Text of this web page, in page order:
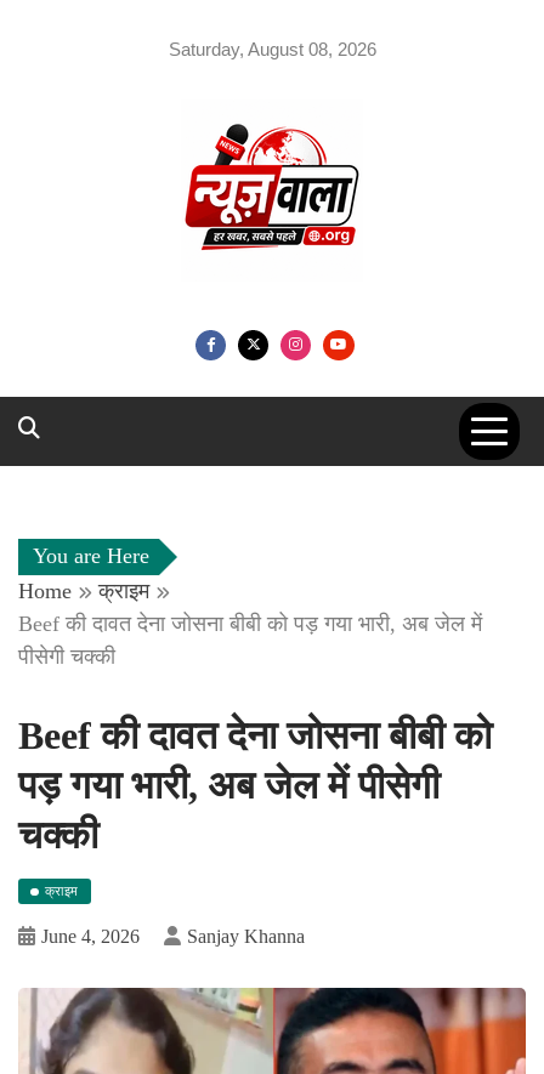
Saturday, August 08, 2026
You are Here
Home
क्राइम
Beef की दावत देना जोसना बीबी को पड़ गया भारी, अब जेल में
पीसेगी चक्की
Beef की दावत देना जोसना बीबी को
पड़ गया भारी, अब जेल में पीसेगी
चक्की
क्राइम
June 4, 2026 Sanjay Khanna